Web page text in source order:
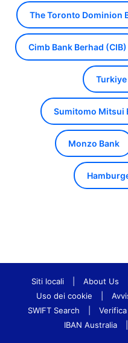
The Toronto Dominion
Cimb Bank Berhad (CIB)
Turkiye
Sumitomo Mitsui
Monzo Bank
Siti locali About Us
Uso dei cookie
SWIFT Search
Verifica
IBAN Australia